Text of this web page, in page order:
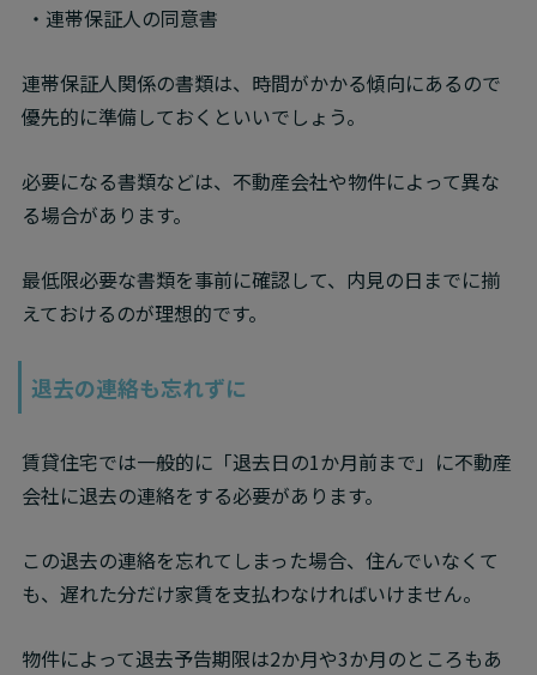
・連帯保証人の同意書
連帯保証人関係の書類は、時間がかかる傾向にあるので
優先的に準備しておくといいでしょう。
必要になる書類などは、不動産会社や物件によって異な
る場合があります。
最低限必要な書類を事前に確認して、内見の日までに揃
えておけるのが理想的です。
退去の連絡も忘れずに
賃貸住宅では一般的に「退去日の1か月前まで」に不動産
会社に退去の連絡をする必要があります。
この退去の連絡を忘れてしまった場合、住んでいなくて
も、遅れた分だけ家賃を支払わなければいけません。
物件によって退去予告期限は2か月や3か月のところもあ